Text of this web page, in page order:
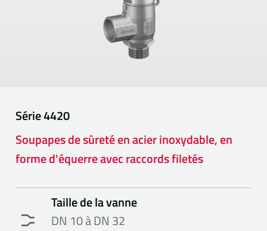
Série4420
Soupapes de sûreté en acier inoxydable, en
forme d'équerre avec raccords filetés
Taille de la vanne
DN 10 à DN 32